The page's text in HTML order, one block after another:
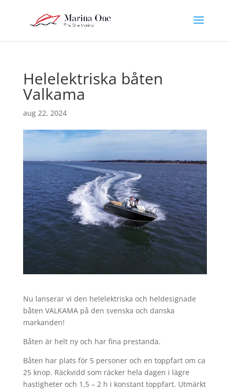
Helelektriska båten
Valkama
aug 22, 2024
Nu lanserar vi den helelektriska och heldesignade
båten VALKAMA på den svenska och danska
markanden!
Båten är helt ny och har fina prestanda.
Båten har plats för 5 personer och en toppfart om ca
25 knop. Räckvidd som räcker hela dagen i lägre
hastigheter och 1,5 – 2 h i konstant toppfart. Utmärkt